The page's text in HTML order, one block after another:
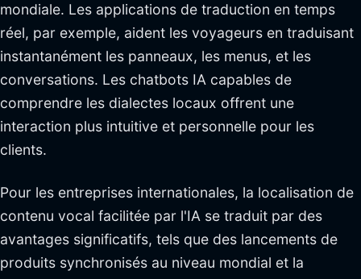
mondiale. Les applications de traduction en temps
réel, par exemple, aident les voyageurs en traduisant
instantanément les panneaux, les menus, et les
conversations. Les chatbots IA capables de
comprendre les dialectes locaux offrent une
interaction plus intuitive et personnelle pour les
clients.
Pour les entreprises internationales, la localisation de
contenu vocal facilitée par l'IA se traduit par des
avantages significatifs, tels que des lancements de
produits synchronisés au niveau mondial et la